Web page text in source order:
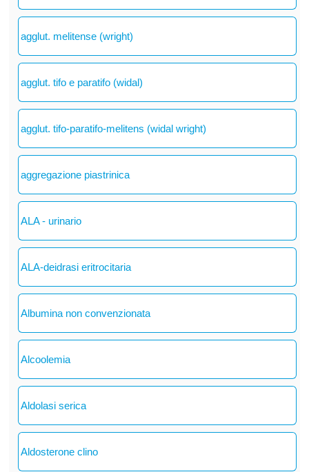
agglut. melitense (wright)
agglut. tifo e paratifo (widal)
agglut. tifo-paratifo-melitens (widal wright)
aggregazione piastrinica
ALA - urinario
ALA-deidrasi eritrocitaria
Albumina non convenzionata
Alcoolemia
Aldolasi serica
Aldosterone clino